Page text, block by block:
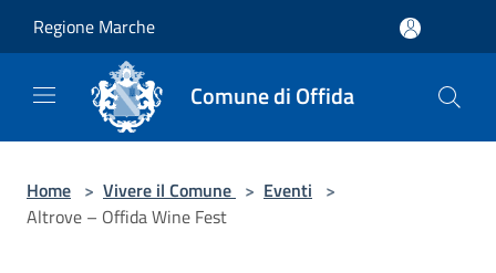
Regione Marche
Comune di Offida
Home > Vivere il Comune > Eventi >
Altrove – Offida Wine Fest